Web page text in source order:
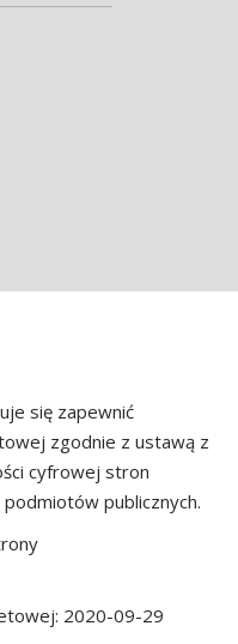
się zapewnić
zgodnie z ustawą z
cyfrowej stron
publicznych.
2020-09-29